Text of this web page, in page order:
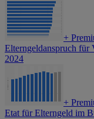
+
Elterngeldanspruch für
2024
+
Etat für Elterngeld im